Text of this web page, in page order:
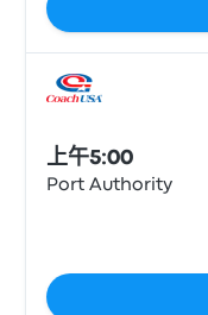
上午5:00
Port Authority